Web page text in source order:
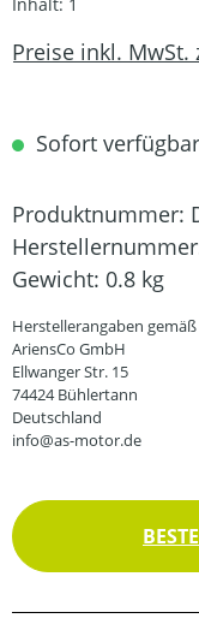
Preise inkl. MwSt.
Sofort
Produktnummer:
Gewicht: 0.8 kg
Herstellerangaben
AriensCo GmbH
Ellwanger Str. 15
74424 Bühlertann
Deutschland
info@as-motor.de